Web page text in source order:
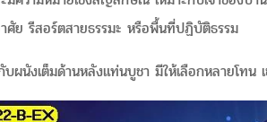
ศัย รีสอร์ตสายธรรมะ หรือพื้นที่ปฏิบัติธรรม
ผนังเต็มด้านหลังแท่นบูชา มีให้เลือกหลายโทน